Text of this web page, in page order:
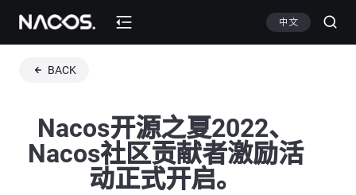
中文
BACK
Nacos开源之夏2022、
Nacos社区贡献者激励活
动正式开启。